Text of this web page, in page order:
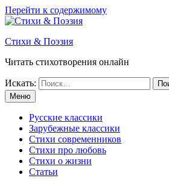
Перейти к содержимому
Стихи & Поэзия
Читать стихотворения онлайн
Искать:
Меню
Русские классики
Зарубежные классики
Стихи современников
Стихи про любовь
Стихи о жизни
Статьи